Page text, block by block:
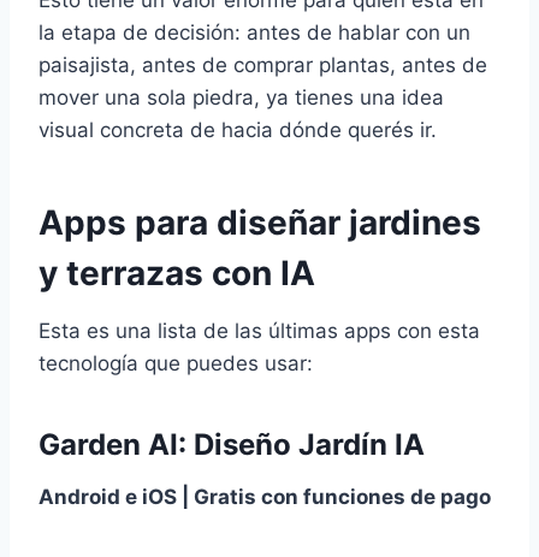
la etapa de decisión: antes de hablar con un
paisajista, antes de comprar plantas, antes de
mover una sola piedra, ya tienes una idea
visual concreta de hacia dónde querés ir.
Apps para diseñar jardines
y terrazas con IA
Esta es una lista de las últimas apps con esta
tecnología que puedes usar:
Garden AI: Diseño Jardín IA
Android e iOS | Gratis con funciones de pago